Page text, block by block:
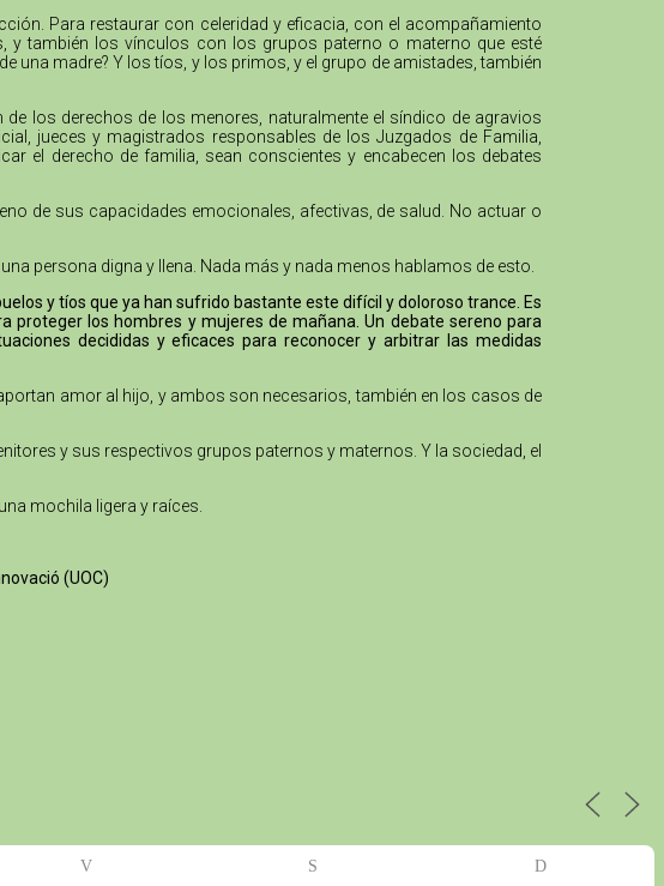
Para restaurar con celeridad y eficacia, con el acompañamiento
y también los vínculos con los grupos paterno o materno que esté
una madre? Y los tíos, y los primos, y el grupo de amistades, también
los derechos de los menores, naturalmente el síndico de agravios
jueces y magistrados responsables de los Juzgados de Familia,
el derecho de familia, sean conscientes y encabecen los debates
de sus capacidades emocionales, afectivas, de salud. No actuar o
persona digna y llena. Nada más y nada menos hablamos de esto.
y tíos que ya han sufrido bastante este difícil y doloroso trance. Es
proteger los hombres y mujeres de mañana. Un debate sereno para
decididas y eficaces para reconocer y arbitrar las medidas
amor al hijo, y ambos son necesarios, también en los casos de
y sus respectivos grupos paternos y maternos. Y la sociedad, el
mochila ligera y raíces.
(UOC)
V S D